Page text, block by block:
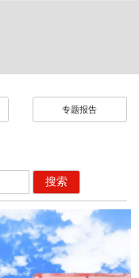
专题报告
搜索